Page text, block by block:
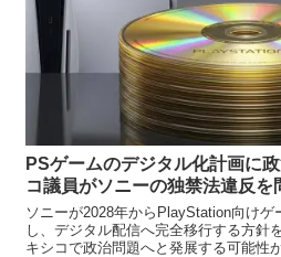
PSゲームのデジタル化計画に
コ議員がソニーの独禁法違反を
ソニーが2028年からPlayStation向けゲ
し、デジタル配信へ完全移行する方針
キシコで政治問題へと発展する可能性